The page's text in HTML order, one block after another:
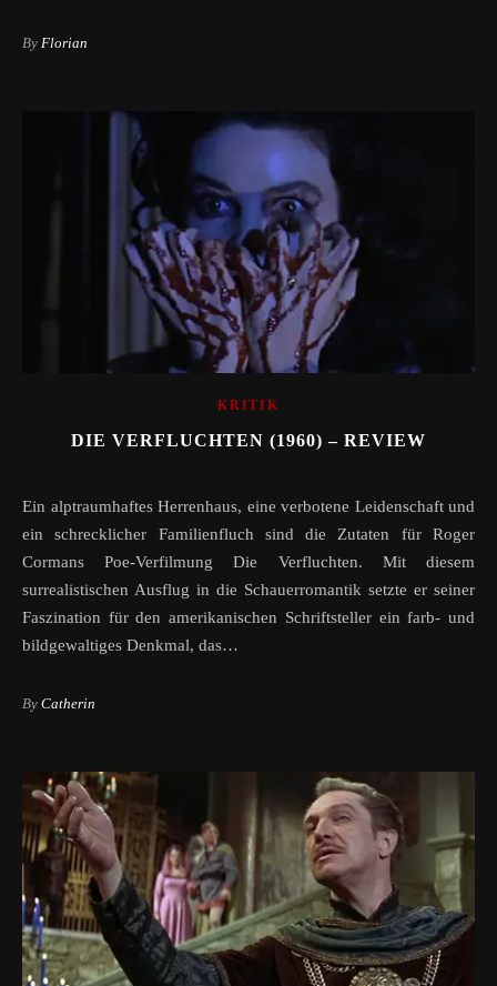
By Florian
KRITIK
DIE VERFLUCHTEN (1960) – REVIEW
Ein alptraumhaftes Herrenhaus, eine verbotene Leidenschaft und
ein schrecklicher Familienfluch sind die Zutaten für Roger
Cormans Poe-Verfilmung Die Verfluchten. Mit diesem
surrealistischen Ausflug in die Schauerromantik setzte er seiner
Faszination für den amerikanischen Schriftsteller ein farb- und
bildgewaltiges Denkmal, das…
By Catherin